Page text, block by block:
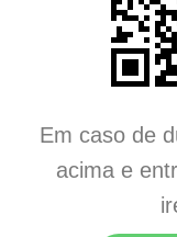
Em caso de
acima e